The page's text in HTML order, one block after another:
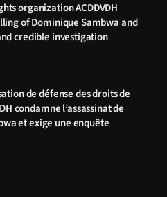
organization ACDDVDH
of Dominique Sambwa and
credible investigation
de défense des droits de
condamne l’assassinat de
et exige une enquête